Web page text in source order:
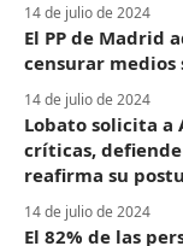
14 de julio de 2024
El PP de Madrid
censurar
14 de julio de 2024
Lobato solicita a
críticas,
reafirma su
14 de julio de 2024
El 82% de las